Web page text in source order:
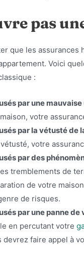
pas
que les
appartement. Voici
:
par une
votre
par la vétusté de
votre
par des
tremblements de
de votre
de risques.
par une panne
en percutant votre
devrez faire appel à